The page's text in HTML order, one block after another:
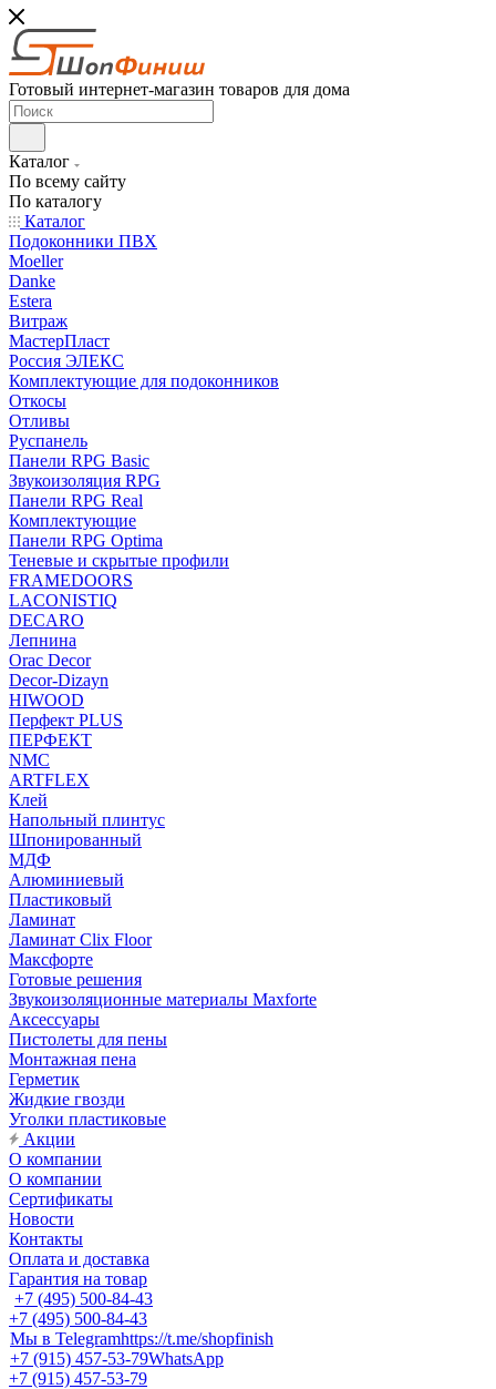
Готовый интернет-магазин товаров для дома
Каталог
По всему сайту
По каталогу
Каталог
Подоконники ПВХ
Moeller
Danke
Estera
Витраж
МастерПласт
Россия ЭЛЕКС
Комплектующие для подоконников
Откосы
Отливы
Руспанель
Панели RPG Basic
Звукоизоляция RPG
Панели RPG Real
Комплектующие
Панели RPG Optima
Теневые и скрытые профили
FRAMEDOORS
LACONISTIQ
DECARO
Лепнина
Orac Decor
Decor-Dizayn
HIWOOD
Перфект PLUS
ПЕРФЕКТ
NMC
ARTFLEX
Клей
Напольный плинтус
Шпонированный
МДФ
Алюминиевый
Пластиковый
Ламинат
Ламинат Clix Floor
Максфорте
Готовые решения
Звукоизоляционные материалы Maxforte
Аксессуары
Пистолеты для пены
Монтажная пена
Герметик
Жидкие гвозди
Уголки пластиковые
Акции
О компании
О компании
Сертификаты
Новости
Контакты
Оплата и доставка
Гарантия на товар
+7 (495) 500-84-43
+7 (495) 500-84-43
Мы в Telegramhttps://t.me/shopfinish
+7 (915) 457-53-79WhatsApp
+7 (915) 457-53-79